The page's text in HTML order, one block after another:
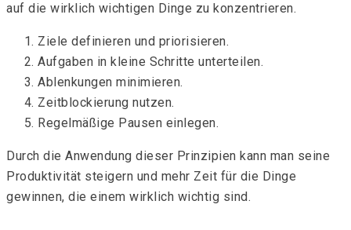
auf die wirklich wichtigen Dinge zu konzentrieren.
Ziele definieren und priorisieren.
Aufgaben in kleine Schritte unterteilen.
Ablenkungen minimieren.
Zeitblockierung nutzen.
Regelmäßige Pausen einlegen.
Durch die Anwendung dieser Prinzipien kann man seine
Produktivität steigern und mehr Zeit für die Dinge
gewinnen, die einem wirklich wichtig sind.